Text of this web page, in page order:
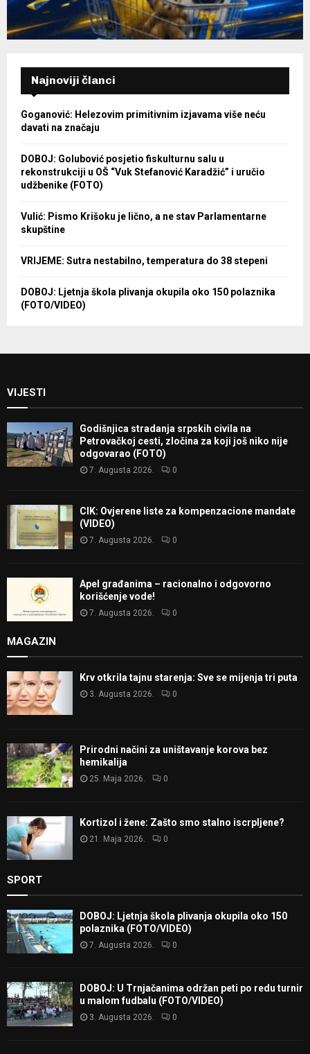
Najnoviji članci
Goganović: Helezovim primitivnim izjavama više neću
davati na značaju
DOBOJ: Golubović posjetio fiskulturnu salu u
rekonstrukciji u OŠ “Vuk Stefanović Karadžić” i uručio
udžbenike (FOTO)
Vulić: Pismo Krišoku je lično, a ne stav Parlamentarne
skupštine
VRIJEME: Sutra nestabilno, temperatura do 38 stepeni
DOBOJ: Ljetnja škola plivanja okupila oko 150 polaznika
(FOTO/VIDEO)
VIJESTI
Godišnjica stradanja srpskih civila na
Petrovačkoj cesti, zločina za koji još niko nije
odgovarao (FOTO)
7. Augusta 2026. 0
CIK: Ovjerene liste za kompenzacione mandate
(VIDEO)
7. Augusta 2026. 0
Apel građanima – racionalno i odgovorno
korišćenje vode!
7. Augusta 2026. 0
MAGAZIN
Krv otkrila tajnu starenja: Sve se mijenja tri puta
3. Augusta 2026. 0
Prirodni načini za uništavanje korova bez
hemikalija
25. Maja 2026. 0
Kortizol i žene: Zašto smo stalno iscrpljene?
21. Maja 2026. 0
SPORT
DOBOJ: Ljetnja škola plivanja okupila oko 150
polaznika (FOTO/VIDEO)
7. Augusta 2026. 0
DOBOJ: U Trnjačanima održan peti po redu turnir
u malom fudbalu (FOTO/VIDEO)
3. Augusta 2026. 0